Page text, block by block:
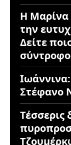
Η Μαρίνα
την
Δείτε
Στέφανο
Τέσσερις